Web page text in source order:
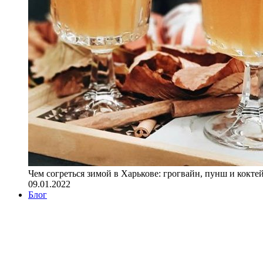
Чем согреться зимой в Харькове: грогвайн, пунш и
09.01.2022
Блог